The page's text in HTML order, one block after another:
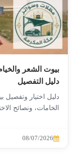
دليل التفصيل
دليل اختيار وتفصيل
الخامات، ونصائح
08/07/2026